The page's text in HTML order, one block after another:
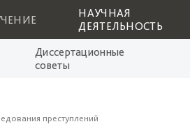
НАУЧНАЯ
ДЕЯТЕЛЬНОСТЬ
Диссертационные
советы
преступлений